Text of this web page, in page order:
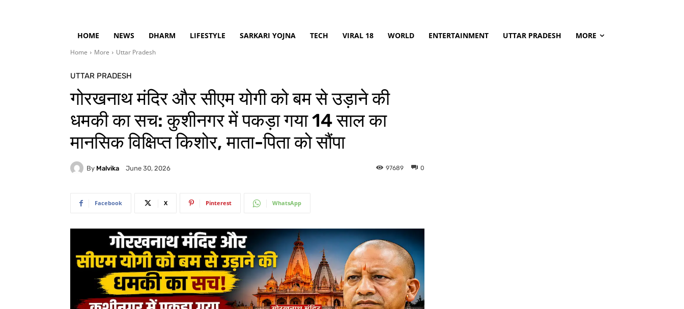
HOME NEWS DHARM LIFESTYLE SARKARI YOJNA TECH VIRAL 18 WORLD ENTERTAINMENT UTTAR PRADESH MORE
Home More Uttar Pradesh
UTTAR PRADESH
गोरखनाथ मंदिर और सीएम योगी को बम से उड़ाने की
धमकी का सच: कुशीनगर में पकड़ा गया 14 साल का
मानसिक विक्षिप्त किशोर, माता-पिता को सौंपा
By Malvika June 30, 2026 0
97689
Facebook X Pinterest WhatsApp